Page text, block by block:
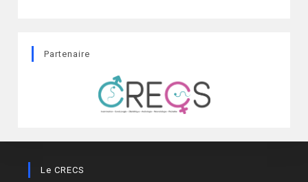
Partenaire
Le CRECS